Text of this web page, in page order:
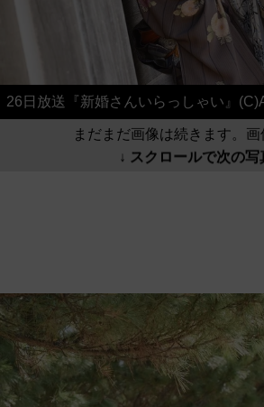
26日放送『新婚さんいらっしゃい』
まだまだ画像は続きます。画
↓ スクロールで次の写